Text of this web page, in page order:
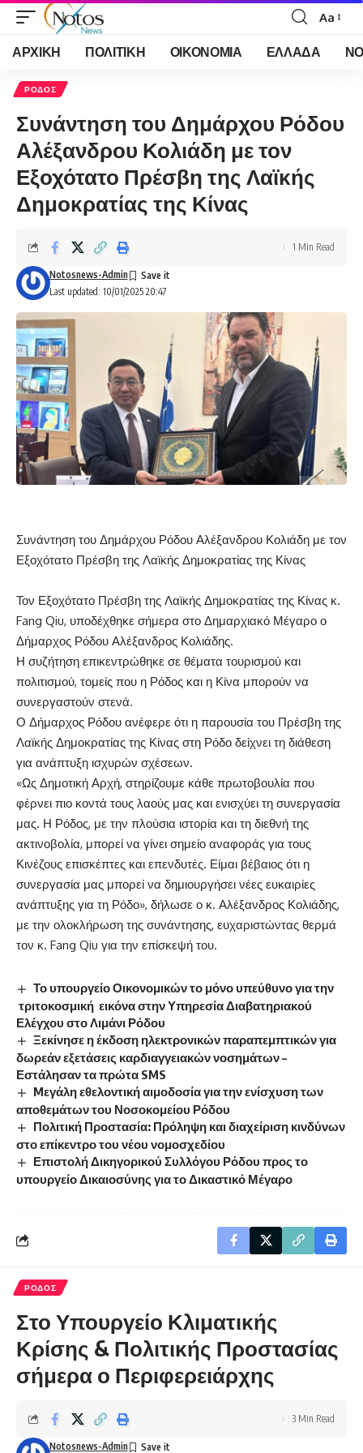
Font
Resizer
Aa
ΑΡΧΙΚΗ ΠΟΛΙΤΙΚΗ ΟΙΚΟΝΟΜΙΑ ΕΛΛΑΔΑ
ΡΟΔΟΣ
Συνάντηση του Δημάρχου Ρόδου
Αλέξανδρου Κολιάδη με τον
Εξοχότατο Πρέσβη της Λαϊκής
Δημοκρατίας της Κίνας
Last updated: 10/01/2025 20:47
Notosnews-Admin
1 Min Read
Συνάντηση του Δημάρχου Ρόδου Αλέξανδρου Κολιάδη με τον
Εξοχότατο Πρέσβη της Λαϊκής Δημοκρατίας της Κίνας
Τον Εξοχότατο Πρέσβη της Λαϊκής Δημοκρατίας της Κίνας κ.
Fang Qiu, υποδέχθηκε σήμερα στο Δημαρχιακό Μέγαρο ο
Δήμαρχος Ρόδου Αλέξανδρος Κολιάδης.
Η συζήτηση επικεντρώθηκε σε θέματα τουρισμού και
πολιτισμού, τομείς που η Ρόδος και η Κίνα μπορούν να
συνεργαστούν στενά.
Ο Δήμαρχος Ρόδου ανέφερε ότι η παρουσία του Πρέσβη της
Λαϊκής Δημοκρατίας της Κίνας στη Ρόδο δείχνει τη διάθεση
για ανάπτυξη ισχυρών σχέσεων.
«Ως Δημοτική Αρχή, στηρίζουμε κάθε πρωτοβουλία που
φέρνει πιο κοντά τους λαούς μας και ενισχύει τη συνεργασία
μας. Η Ρόδος, με την πλούσια ιστορία και τη διεθνή της
ακτινοβολία, μπορεί να γίνει σημείο αναφοράς για τους
Κινέζους επισκέπτες και επενδυτές. Είμαι βέβαιος ότι η
συνεργασία μας μπορεί να δημιουργήσει νέες ευκαιρίες
ανάπτυξης για τη Ρόδο», δήλωσε ο κ. Αλέξανδρος Κολιάδης,
με την ολοκλήρωση της συνάντησης, ευχαριστώντας θερμά
τον κ. Fang Qiu για την επίσκεψή του.
Το υπουργείο Οικονομικών το μόνο υπεύθυνο για την
τριτοκοσμική εικόνα στην Υπηρεσία Διαβατηριακού
Ελέγχου στο Λιμάνι Ρόδου
Ξεκίνησε η έκδοση ηλεκτρονικών παραπεμπτικών για
δωρεάν εξετάσεις καρδιαγγειακών νοσημάτων –
Εστάλησαν τα πρώτα SMS
Mεγάλη εθελοντική αιμοδοσία για την ενίσχυση των
αποθεμάτων του Νοσοκομείου Ρόδου
Πολιτική Προστασία: Πρόληψη και διαχείριση κινδύνων
στο επίκεντρο του νέου νομοσχεδίου
Επιστολή Δικηγορικού Συλλόγου Ρόδου προς το
υπουργείο Δικαιοσύνης για το Δικαστικό Μέγαρο
ΡΟΔΟΣ
Στο Υπουργείο Κλιματικής
Κρίσης & Πολιτικής Προστασίας
σήμερα ο Περιφερειάρχης
Notosnews-Admin
3 Min Read